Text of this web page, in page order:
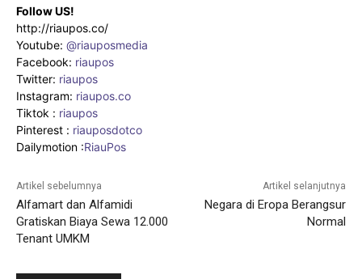
Follow US!
http://riaupos.co/
Youtube: @riauposmedia
Facebook: riaupos
Twitter: riaupos
Instagram: riaupos.co
Tiktok : riaupos
Pinterest : riauposdotco
Dailymotion :RiauPos
Artikel sebelumnya
Alfamart dan Alfamidi
Gratiskan Biaya Sewa 12.000
Tenant UMKM
Artikel selanjutnya
Negara di Eropa Berangsur
Normal